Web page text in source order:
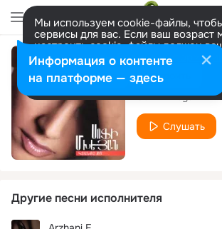
Мы используем cookie-файлы,
сервисы для вас. Если ваш возраст
настроить cookie-файлы должен
представитель. Больше
Разрешить все Настроить
Gitem Kas
Sofi Mkheyan
Слушать
Другие песни исполнителя
Информация о контенте
на платформе — здесь